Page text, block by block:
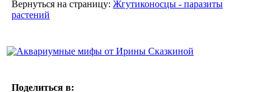
Вернуться на страницу: Жгутиконосцы - паразиты
растений
Поделиться в: